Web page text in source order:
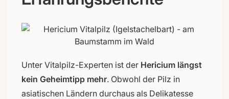
Unter Vitalpilz-Experten ist der Hericium längst
kein Geheimtipp mehr. Obwohl der Pilz in
asiatischen Ländern durchaus als Delikatesse